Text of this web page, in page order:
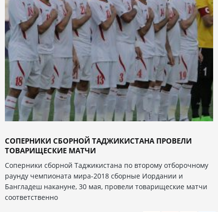
СОПЕРНИКИ СБОРНОЙ ТАДЖИКИСТАНА ПРОВЕЛИ
ТОВАРИЩЕСКИЕ МАТЧИ
Соперники сборной Таджикистана по второму отборочному
раунду чемпионата мира-2018 сборные Иордании и
Бангладеш накануне, 30 мая, провели товарищеские матчи
соответственно